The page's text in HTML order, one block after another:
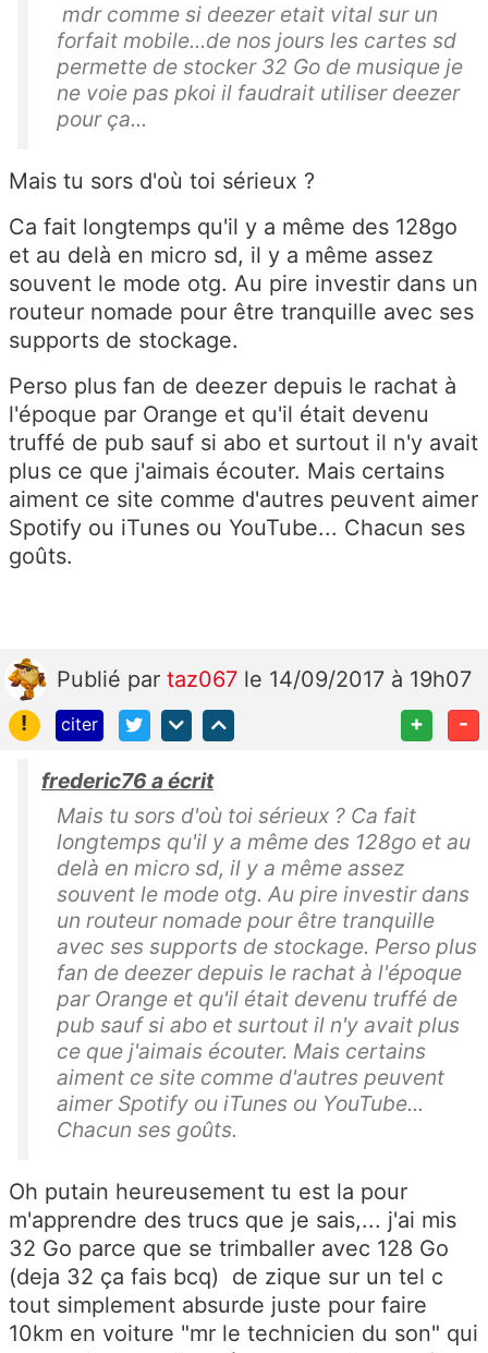
mdr comme si deezer etait vital sur un
forfait mobile...de nos jours les cartes sd
permette de stocker 32 Go de musique je
ne voie pas pkoi il faudrait utiliser deezer
pour ça...
Mais tu sors d'où toi sérieux ?
Ca fait longtemps qu'il y a même des 128go
et au delà en micro sd, il y a même assez
souvent le mode otg. Au pire investir dans un
routeur nomade pour être tranquille avec ses
supports de stockage.
Perso plus fan de deezer depuis le rachat à
l'époque par Orange et qu'il était devenu
truffé de pub sauf si abo et surtout il n'y avait
plus ce que j'aimais écouter. Mais certains
aiment ce site comme d'autres peuvent aimer
Spotify ou iTunes ou YouTube... Chacun ses
goûts.
Publié par taz067 le 14/09/2017 à 19h07
!
citer + -
frederic76 a écrit
Mais tu sors d'où toi sérieux ? Ca fait
longtemps qu'il y a même des 128go et au
delà en micro sd, il y a même assez
souvent le mode otg. Au pire investir dans
un routeur nomade pour être tranquille
avec ses supports de stockage. Perso plus
fan de deezer depuis le rachat à l'époque
par Orange et qu'il était devenu truffé de
pub sauf si abo et surtout il n'y avait plus
ce que j'aimais écouter. Mais certains
aiment ce site comme d'autres peuvent
aimer Spotify ou iTunes ou YouTube...
Chacun ses goûts.
Oh putain heureusement tu est la pour
m'apprendre des trucs que je sais,... j'ai mis
32 Go parce que se trimballer avec 128 Go
(deja 32 ça fais bcq) de zique sur un tel c
tout simplement absurde juste pour faire
10km en voiture "mr le technicien du son" qui